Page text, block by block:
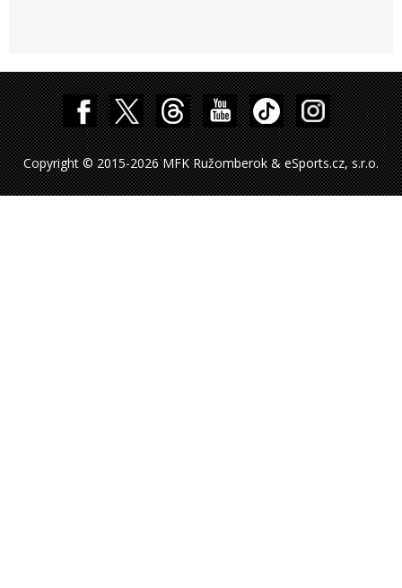
Copyright © 2015-2026 MFK Ružomberok & eSports.cz, s.r.o.